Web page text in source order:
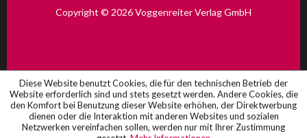
Copyright © 2026 Voggenreiter Verlag GmbH
Diese Website benutzt Cookies, die für den technischen Betrieb der
Website erforderlich sind und stets gesetzt werden. Andere Cookies, die
den Komfort bei Benutzung dieser Website erhöhen, der Direktwerbung
dienen oder die Interaktion mit anderen Websites und sozialen
Netzwerken vereinfachen sollen, werden nur mit Ihrer Zustimmung